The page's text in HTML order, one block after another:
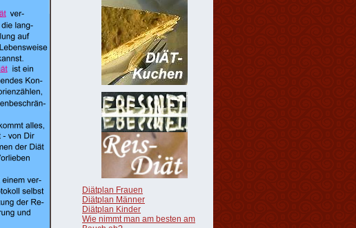
Diätplan Frauen
Diätplan Männer
Diätplan Kinder
Wie nimmt man am besten am